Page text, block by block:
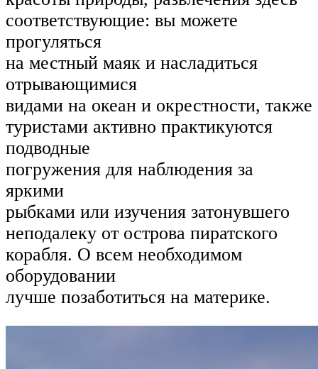
соответствующие: вы можете
прогуляться
на местный маяк и насладиться
отрывающимися
видами на океан и окрестности, также
туристами активно практикуются
подводные
погружения для наблюдения за
яркими
рыбками или изучения затонувшего
неподалеку от острова пиратского
корабля. О всем необходимом
оборудовании
лучше позаботиться на материке.